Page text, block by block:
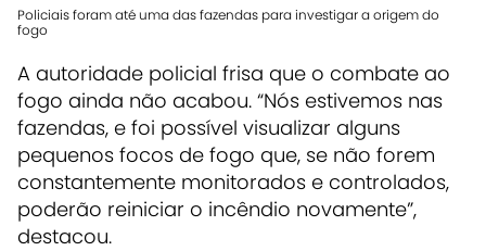
Policiais foram até uma das fazendas para investigar a origem do
fogo
A autoridade policial frisa que o combate ao
fogo ainda não acabou. “Nós estivemos nas
fazendas, e foi possível visualizar alguns
pequenos focos de fogo que, se não forem
constantemente monitorados e controlados,
poderão reiniciar o incêndio novamente”,
destacou.